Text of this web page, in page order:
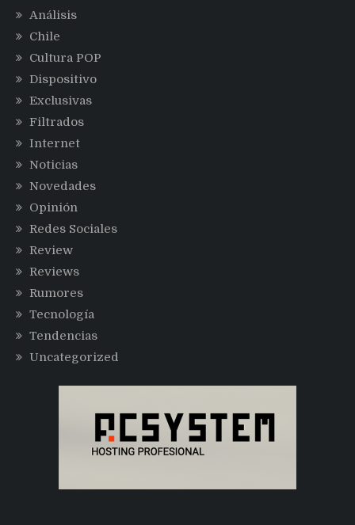
Análisis
Chile
Cultura POP
Dispositivo
Exclusivas
Filtrados
Internet
Noticias
Novedades
Opinión
Redes Sociales
Review
Reviews
Rumores
Tecnología
Tendencias
Uncategorized